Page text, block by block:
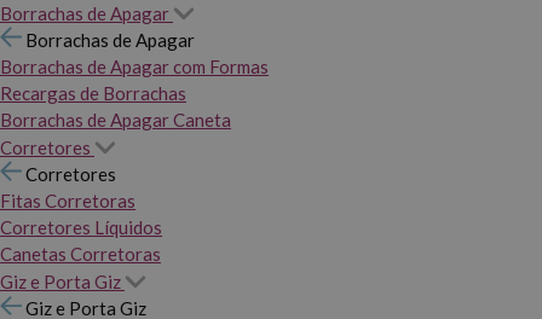
Borrachas de Apagar
Borrachas de Apagar
Borrachas de Apagar com Formas
Recargas de Borrachas
Borrachas de Apagar Caneta
Corretores
Corretores
Fitas Corretoras
Corretores Líquidos
Canetas Corretoras
Giz e Porta Giz
Giz e Porta Giz